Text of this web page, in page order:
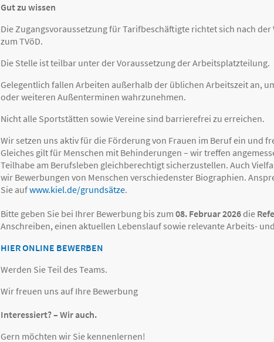
Gut zu wissen
Die Zugangsvoraussetzung für Tarifbeschäftigte richtet sich nach
zum TVöD.
Die Stelle ist teilbar unter der Voraussetzung der Arbeitsplatzteilung.
Gelegentlich fallen Arbeiten außerhalb der üblichen Arbeitszeit an,
oder weiteren Außenterminen wahrzunehmen.
Nicht alle Sportstätten sowie Vereine sind barrierefrei zu erreichen.
Wir setzen uns aktiv für die Förderung von Frauen im Beruf ein und
Gleiches gilt für Menschen mit Behinderungen – wir treffen
Teilhabe am Berufsleben gleichberechtigt sicherzustellen. Auch
wir Bewerbungen von Menschen verschiedenster Biographien.
Sie aufwww.kiel.de/grundsätze.
Bitte geben Sie bei Ihrer Bewerbung bis zum 08. Februar 2026die
Anschreiben, einen aktuellen Lebenslauf sowie relevante Arbeits-
HIER ONLINE BEWERBEN
Werden Sie Teil des Teams.
Wir freuen uns auf Ihre Bewerbung
Interessiert? – Wir auch.
Gern möchten wir Sie kennenlernen!